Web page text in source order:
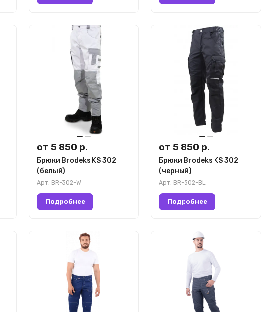
от 5 850 р.
Брюки Brodeks KS 302
(белый)
Арт. BR-302-W
Подробнее
от 5 850 р.
Брюки Brodeks KS 302
(черный)
Арт. BR-302-BL
Подробнее